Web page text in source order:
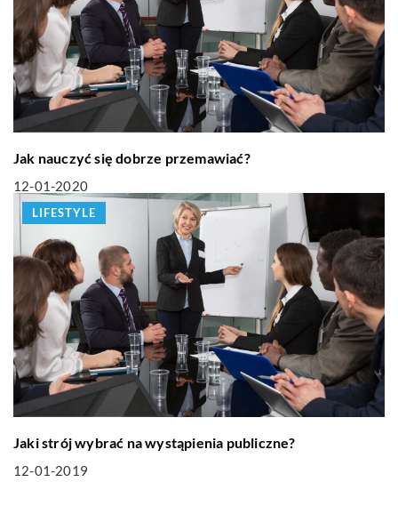
Jak nauczyć się dobrze przemawiać?
12-01-2020
LIFESTYLE
Jaki strój wybrać na wystąpienia publiczne?
12-01-2019